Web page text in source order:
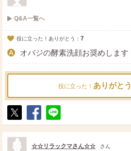
Q&A一覧へ
役に立った！ありがとう： 7
オバジの酵素洗顔お奨めします
役に立った！ ありがとう
ポ
ス
ト
シ
ェ
送
る
☆☆リラックマさん☆☆ さん